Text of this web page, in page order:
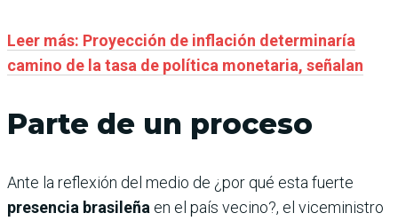
Leer más: Proyección de inflación determinaría
camino de la tasa de política monetaria, señalan
Parte de un proceso
Ante la reflexión del medio de ¿por qué esta fuerte
presencia brasileña en el país vecino?, el viceministro